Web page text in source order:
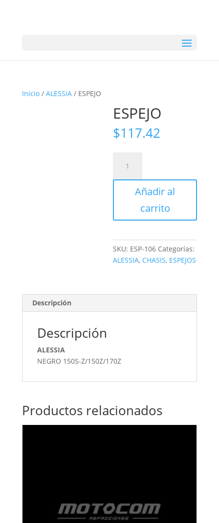
Inicio/ ALESSIA/ ESPEJO
ESPEJO
$117.42
cantidad
Añadir al
carrito
SKU: ESP-106 Categorías:
ALESSIA, CHASIS, ESPEJOS
Descripción
Descripción
ALESSIA
NEGRO 150S-Z/150Z/170Z
Productos relacionados